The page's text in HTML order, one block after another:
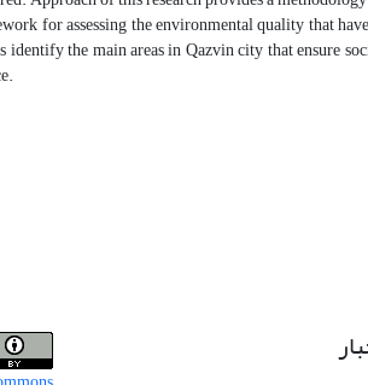
for assessing the environmental quality that
the main areas in Qazvin city that ensure